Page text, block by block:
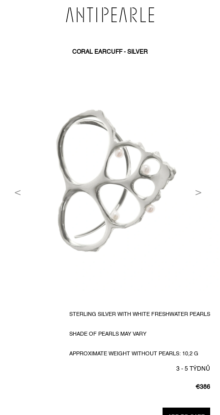
CORAL EARCUFF - SILVER
€386
PRICE:
3 - 5 TÝDNŮ
STERLING SILVER WITH WHITE FRESHWATER PEARLS
SHADE OF PEARLS MAY VARY
APPROXIMATE WEIGHT WITHOUT PEARLS: 10,2 G